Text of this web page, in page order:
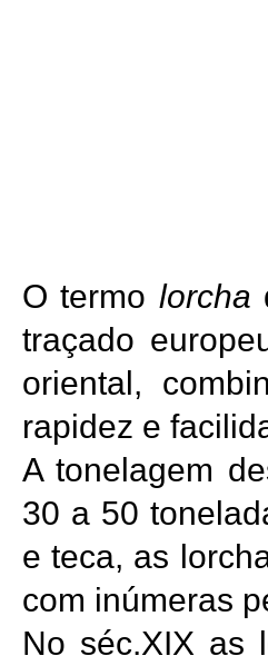
O termo lorcha
traçado
oriental,
rapidez e
A tonelagem
30 a 50
e teca, as
com inúmeras
No séc.XIX as